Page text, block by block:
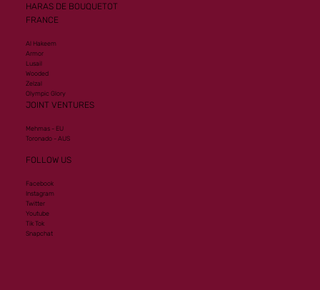
HARAS DE BOUQUETOT
FRANCE
Al Hakeem
Armor
Lusail
Wooded
Zelzal
Olympic Glory
JOINT VENTURES
Mehmas - EU
Toronado - AUS
FOLLOW US
Facebook
Instagram
Twitter
Youtube
Tik Tok
Snapchat